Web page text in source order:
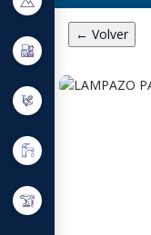
← Volver